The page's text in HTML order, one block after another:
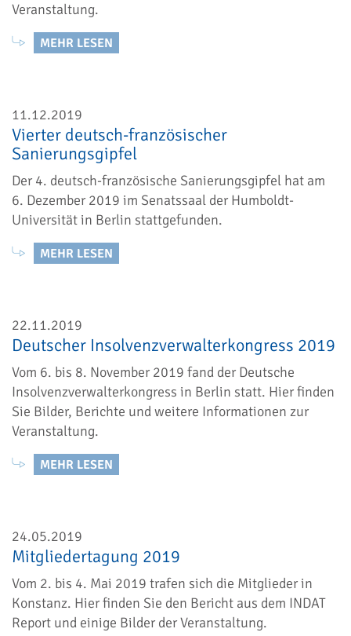
Veranstaltung.
MEHR LESEN
11.12.2019
Vierter deutsch-französischer
Sanierungsgipfel
Der 4. deutsch-französische Sanierungsgipfel hat am
6. Dezember 2019 im Senatssaal der Humboldt-
Universität in Berlin stattgefunden.
MEHR LESEN
22.11.2019
Deutscher Insolvenzverwalterkongress 2019
Vom 6. bis 8. November 2019 fand der Deutsche
Insolvenzverwalterkongress in Berlin statt. Hier finden
Sie Bilder, Berichte und weitere Informationen zur
Veranstaltung.
MEHR LESEN
24.05.2019
Mitgliedertagung 2019
Vom 2. bis 4. Mai 2019 trafen sich die Mitglieder in
Konstanz. Hier finden Sie den Bericht aus dem INDAT
Report und einige Bilder der Veranstaltung.